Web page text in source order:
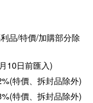
品/特價/加購部分除
10日前匯入)
特價、拆封品除外)
特價、拆封品除外)